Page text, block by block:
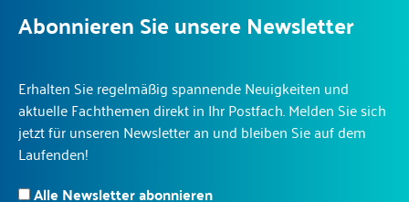
Abonnieren Sie unsere Newsletter
Erhalten Sie regelmäßig spannende Neuigkeiten und
aktuelle Fachthemen direkt in Ihr Postfach. Melden Sie sich
jetzt für unseren Newsletter an und bleiben Sie auf dem
Laufenden!
Alle Newsletter abonnieren